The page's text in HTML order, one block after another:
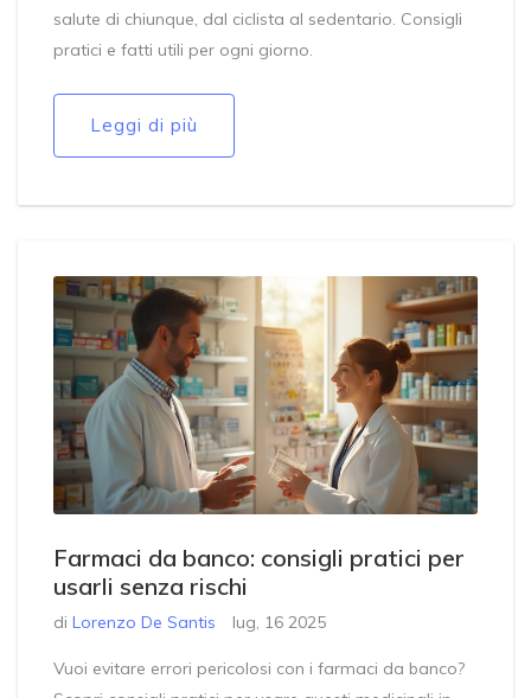
salute di chiunque, dal ciclista al sedentario. Consigli
pratici e fatti utili per ogni giorno.
Leggi di più
Farmaci da banco: consigli pratici per
usarli senza rischi
di Lorenzo De Santis lug, 16 2025
Vuoi evitare errori pericolosi con i farmaci da banco?